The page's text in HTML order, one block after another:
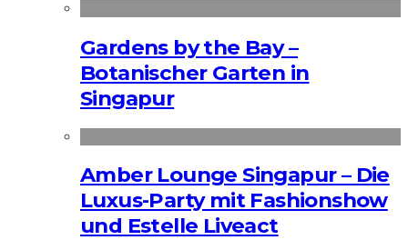
Gardens by the Bay –
Botanischer Garten in
Singapur
Amber Lounge Singapur – Die
Luxus-Party mit Fashionshow
und Estelle Liveact